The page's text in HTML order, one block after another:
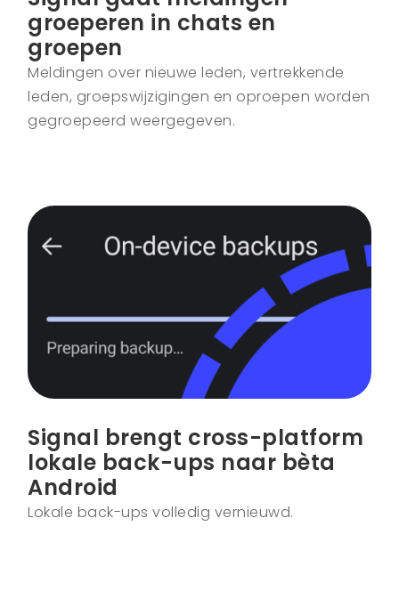
groeperen in chats en
groepen
Meldingen over nieuwe leden, vertrekkende
leden, groepswijzigingen en oproepen worden
gegroepeerd weergegeven.
Signal brengt cross-platform
lokale back-ups naar bèta
Android
Lokale back-ups volledig vernieuwd.